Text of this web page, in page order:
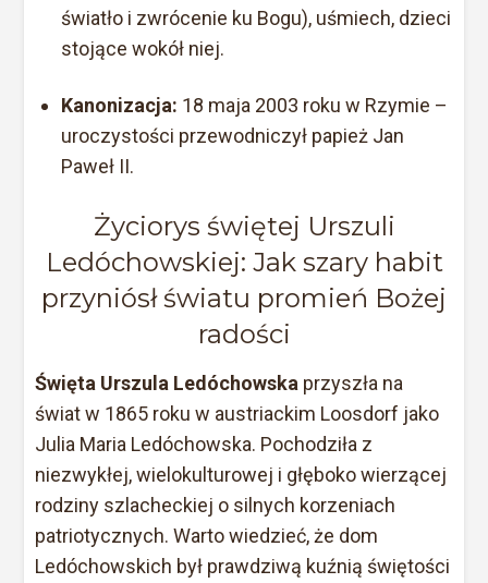
światło i zwrócenie ku Bogu), uśmiech, dzieci
stojące wokół niej.
Kanonizacja: 18 maja 2003 roku w Rzymie –
uroczystości przewodniczył papież Jan
Paweł II.
Życiorys świętej Urszuli
Ledóchowskiej: Jak szary habit
przyniósł światu promień Bożej
radości
Święta Urszula Ledóchowska przyszła na
świat w 1865 roku w austriackim Loosdorf jako
Julia Maria Ledóchowska. Pochodziła z
niezwykłej, wielokulturowej i głęboko wierzącej
rodziny szlacheckiej o silnych korzeniach
patriotycznych. Warto wiedzieć, że dom
Ledóchowskich był prawdziwą kuźnią świętości